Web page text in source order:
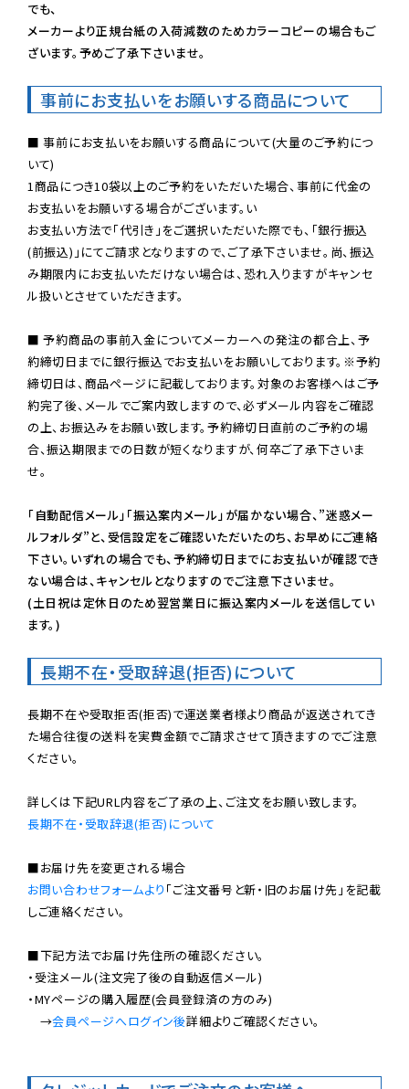
でも、
メーカーより正規台紙の入荷減数のためカラーコピーの場合もご
ざいます。予めご了承下さいませ。
事前にお支払いをお願いする商品について
■ 事前にお支払いをお願いする商品について(大量のご予約につ
いて)
1商品につき10袋以上のご予約をいただいた場合、事前に代金の
お支払いをお願いする場合がございます。い
お支払い方法で「代引き」をご選択いただいた際でも、「銀行振込
(前振込)」にてご請求となりますので、ご了承下さいませ。尚、振込
み期限内にお支払いただけない場合は、恐れ入りますがキャンセ
ル扱いとさせていただきます。
■ 予約商品の事前入金についてメーカーへの発注の都合上、予
約締切日までに銀行振込でお支払いをお願いしております。※予約
締切日は、商品ページに記載しております。対象のお客様へはご予
約完了後、メールでご案内致しますので、必ずメール内容をご確認
の上、お振込みをお願い致します。予約締切日直前のご予約の場
合、振込期限までの日数が短くなりますが、何卒ご了承下さいま
せ。
「自動配信メール」「振込案内メール」が届かない場合、”迷惑メー
ルフォルダ”と、受信設定をご確認いただいたのち、お早めにご連絡
下さい。いずれの場合でも、予約締切日までにお支払いが確認でき
ない場合は、キャンセルとなりますのでご注意下さいませ。
(土日祝は定休日のため翌営業日に振込案内メールを送信してい
ます。)
長期不在・受取辞退(拒否)について
長期不在や受取拒否(拒否)で運送業者様より商品が返送されてき
た場合往復の送料を実費金額でご請求させて頂きますのでご注意
ください。
長期不在・受取辞退(拒否)について
お問い合わせフォームより 「ご注文番号と新・旧のお届け先」を記載
しご連絡ください。
■下記方法でお届け先住所の確認ください。
・受注メール(注文完了後の自動返信メール)
・MYページの購入履歴(会員登録済の方のみ)
→会員ページへログイン後詳細よりご確認ください。